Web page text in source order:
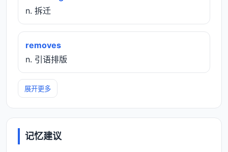
n. 拆迁
removes
n. 引语排版
展开更多
记忆建议